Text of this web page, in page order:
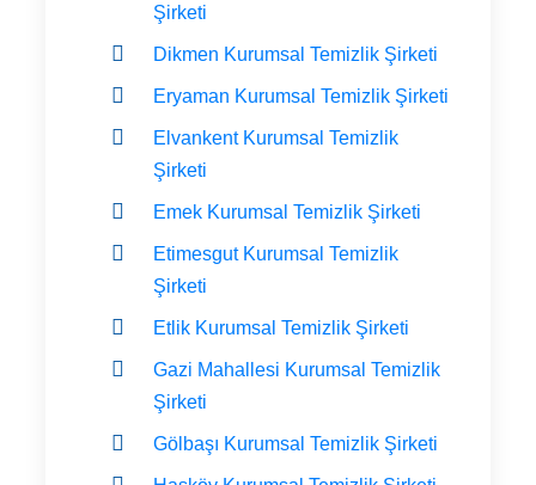
Şirketi
Dikmen Kurumsal Temizlik Şirketi
Eryaman Kurumsal Temizlik Şirketi
Elvankent Kurumsal Temizlik
Şirketi
Emek Kurumsal Temizlik Şirketi
Etimesgut Kurumsal Temizlik
Şirketi
Etlik Kurumsal Temizlik Şirketi
Gazi Mahallesi Kurumsal Temizlik
Şirketi
Gölbaşı Kurumsal Temizlik Şirketi